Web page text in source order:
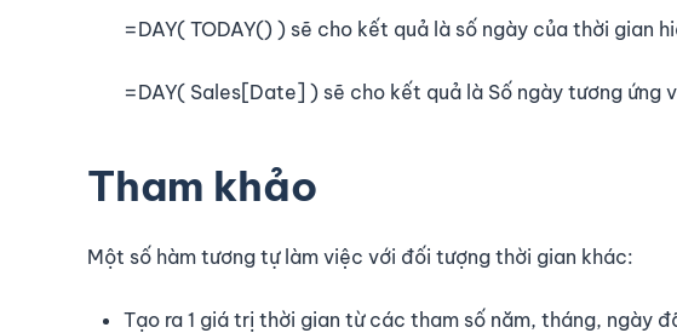
=DAY( TODAY() ) sẽ cho kết quả là số ngày của thời gian
=DAY( Sales[Date] ) sẽ cho kết quả là Số ngày tương
Tham khảo
Một số hàm tương tự làm việc với đối tượng thời gian khác:
Tạo ra 1 giá trị thời gian từ các tham số năm, tháng, ngày